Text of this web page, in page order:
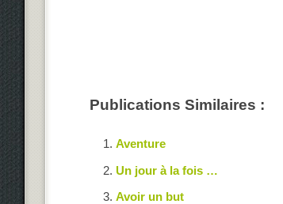
Publications Similaires :
Aventure
Un jour à la fois …
Avoir un but